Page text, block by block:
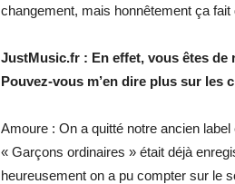
changement, mais honnêtement ça
JustMusic.fr : En effet, vous êtes de
Pouvez-vous m’en dire plus sur les
Amoure : On a quitté notre ancien label
« Garçons ordinaires » était déjà
heureusement on a pu compter sur le